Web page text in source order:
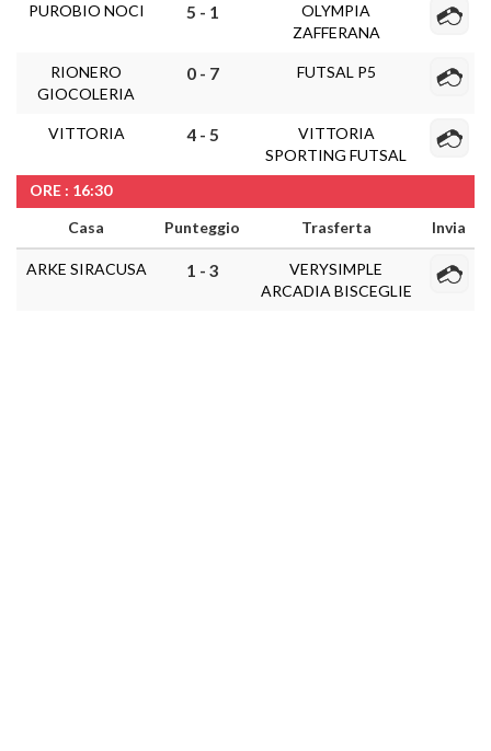
PUROBIO NOCI 5 - 1
OLYMPIA
ZAFFERANA
RIONERO
GIOCOLERIA
0 - 7 FUTSAL P5
VITTORIA 4 - 5
VITTORIA
SPORTING FUTSAL
ORE : 16:30
Casa
Punteggio Trasferta Invia
ARKE SIRACUSA 1 - 3
VERYSIMPLE
ARCADIA BISCEGLIE